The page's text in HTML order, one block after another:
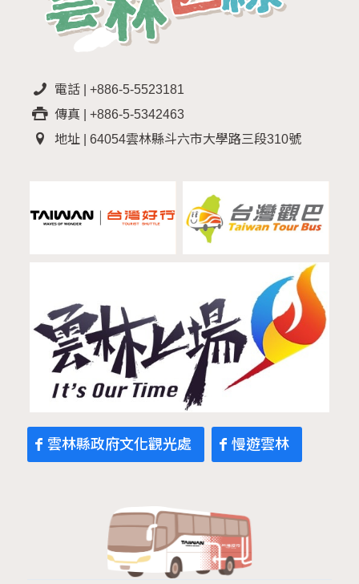
電話 | +886-5-5523181
傳真 | +886-5-5342463
地址 | 64054雲林縣斗六市大學路三段310號
雲林縣政府文化觀光處 慢遊雲林